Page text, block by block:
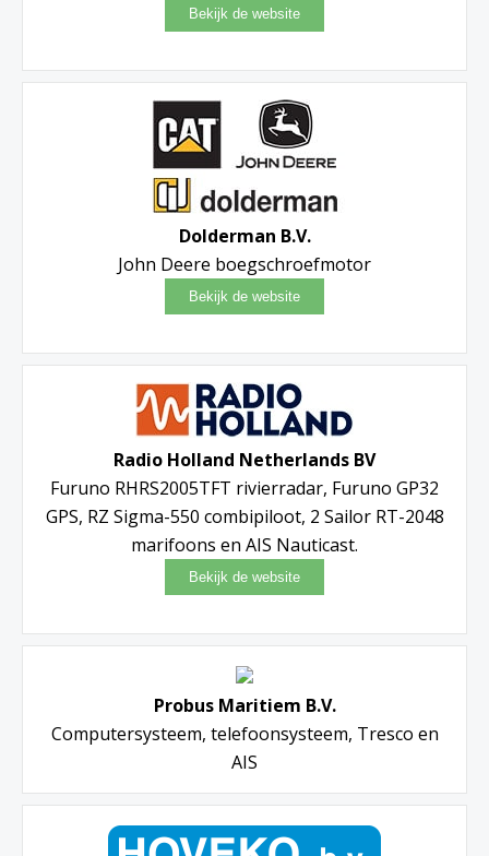
Dolderman B.V.
John Deere boegschroefmotor
Radio Holland Netherlands BV
Furuno RHRS2005TFT rivierradar, Furuno GP32
GPS, RZ Sigma-550 combipiloot, 2 Sailor RT-2048
marifoons en AIS Nauticast.
Probus Maritiem B.V.
Computersysteem, telefoonsysteem, Tresco en
AIS